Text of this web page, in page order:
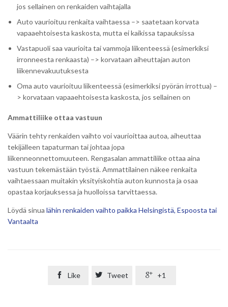
jos sellainen on renkaiden vaihtajalla
Auto vaurioituu renkaita vaihtaessa –> saatetaan korvata
vapaaehtoisesta kaskosta, mutta ei kaikissa tapauksissa
Vastapuoli saa vaurioita tai vammoja liikenteessä (esimerkiksi
irronneesta renkaasta) –> korvataan aiheuttajan auton
liikennevakuutuksesta
Oma auto vaurioituu liikenteessä (esimerkiksi pyörän irrottua) –
> korvataan vapaaehtoisesta kaskosta, jos sellainen on
Ammattiliike ottaa vastuun
Väärin tehty renkaiden vaihto voi vaurioittaa autoa, aiheuttaa
tekijälleen tapaturman tai johtaa jopa
liikenneonnettomuuteen. Rengasalan ammattiliike ottaa aina
vastuun tekemästään työstä. Ammattilainen näkee renkaita
vaihtaessaan muitakin yksityiskohtia auton kunnosta ja osaa
opastaa korjauksessa ja huolloissa tarvittaessa.
Löydä sinua lähin renkaiden vaihto paikka Helsingistä, Espoosta tai
Vantaalta
 Like  Tweet  +1